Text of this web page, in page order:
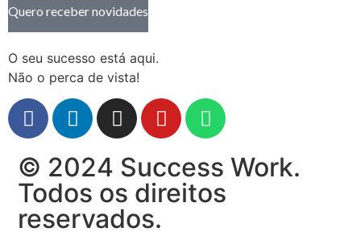
Quero receber novidades
O seu sucesso está aqui.
Não o perca de vista!
© 2024 Success Work.
Todos os direitos
reservados.